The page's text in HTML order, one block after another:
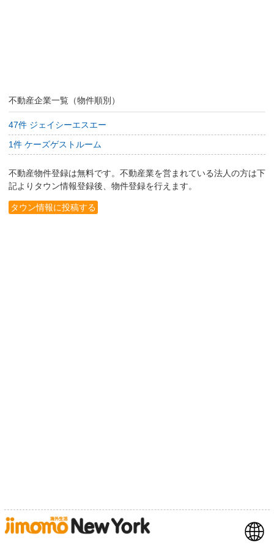
不動産企業一覧（物件順別）
47件 ジェイシーエスエー
1件 ケーズゲストルーム
不動産物件登録は無料です。不動産業を営まれている法人の方は下
記よりタウン情報登録後、物件登録を行えます。
タウン情報に投稿する